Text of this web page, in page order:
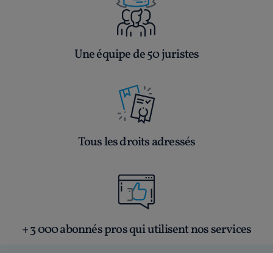
Une équipe de 50 juristes
Tous les droits adressés
+ 3 000 abonnés pros qui utilisent nos services